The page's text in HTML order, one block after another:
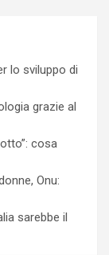
lo sviluppo di
grazie al
cosa
Onu:
sarebbe il